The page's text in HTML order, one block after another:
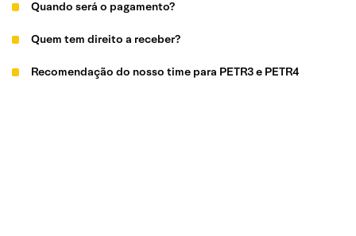
Quando será o pagamento?
Quem tem direito a receber?
Recomendação do nosso time para PETR3 e PETR4